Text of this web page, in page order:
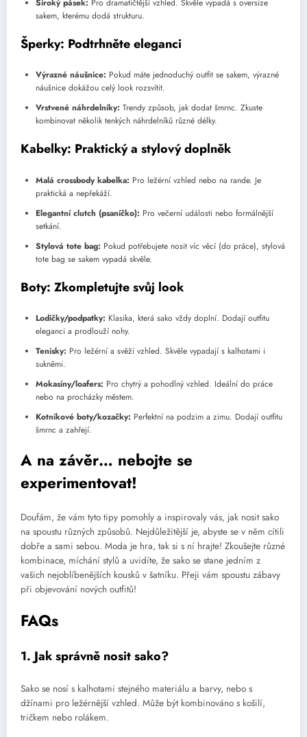
Široký pásek: Pro dramatičtější vzhled. Skvěle vypadá s oversize
sakem, kterému dodá strukturu.
Šperky: Podtrhněte eleganci
Výrazné náušnice: Pokud máte jednoduchý outfit se sakem, výrazné
náušnice dokážou celý look rozsvítit.
Vrstvené náhrdelníky: Trendy způsob, jak dodat šmrnc. Zkuste
kombinovat několik tenkých náhrdelníků různé délky.
Kabelky: Praktický a stylový doplněk
Malá crossbody kabelka: Pro ležérní vzhled nebo na rande. Je
praktická a nepřekáží.
Elegantní clutch (psaníčko): Pro večerní události nebo formálnější
setkání.
Stylová tote bag: Pokud potřebujete nosit víc věcí (do práce), stylová
tote bag se sakem vypadá skvěle.
Boty: Zkompletujte svůj look
Lodičky/podpatky: Klasika, která sako vždy doplní. Dodají outfitu
eleganci a prodlouží nohy.
Tenisky: Pro ležérní a svěží vzhled. Skvěle vypadají s kalhotami i
sukněmi.
Mokasíny/loafers: Pro chytrý a pohodlný vzhled. Ideální do práce
nebo na procházky městem.
Kotníkové boty/kozačky: Perfektní na podzim a zimu. Dodají outfitu
šmrnc a zahřejí.
A na závěr… nebojte se
experimentovat!
Doufám, že vám tyto tipy pomohly a inspirovaly vás, jak nosit sako
na spoustu různých způsobů. Nejdůležitější je, abyste se v něm cítili
dobře a sami sebou. Moda je hra, tak si s ní hrajte! Zkoušejte různé
kombinace, míchání stylů a uvidíte, že sako se stane jedním z
vašich nejoblíbenějších kousků v šatníku. Přeji vám spoustu zábavy
při objevování nových outfitů!
FAQs
1. Jak správně nosit sako?
Sako se nosí s kalhotami stejného materiálu a barvy, nebo s
džínami pro ležérnější vzhled. Může být kombinováno s košilí,
tričkem nebo rolákem.